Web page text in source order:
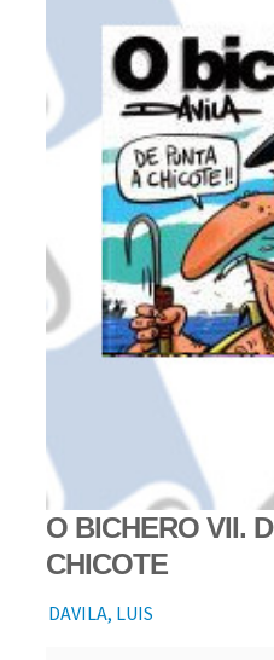
O BICHERO VII.
CHICOTE
DAVILA, LUIS